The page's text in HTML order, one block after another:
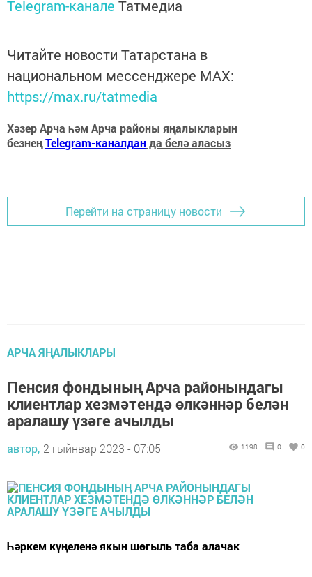
Telegram-канале Татмедиа
Читайте новости Татарстана в
национальном мессенджере MАХ:
https://max.ru/tatmedia
Хәзер Арча һәм Арча районы яңалыкларын
безнеңTelegram-каналданда белә аласыз
Перейти на страницу новости
АРЧА ЯҢАЛЫКЛАРЫ
Пенсия фондының Арча районындагы
клиентлар хезмәтендә өлкәннәр белән
аралашу үзәге ачылды
автор, 2 гыйнвар 2023 - 07:05 1198 0 0
Һәркем күңеленә якын шөгыль таба алачак